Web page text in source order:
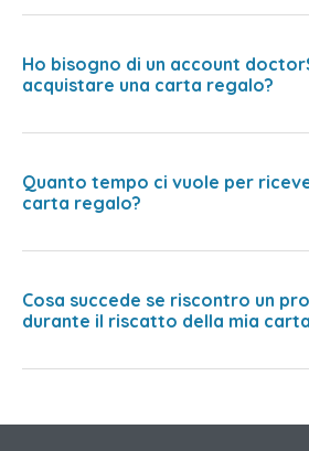
Ho bisogno di un account
acquistare una carta regalo?
Quanto tempo ci vuole per
carta regalo?
Cosa succede se riscontro un
durante il riscatto della mia